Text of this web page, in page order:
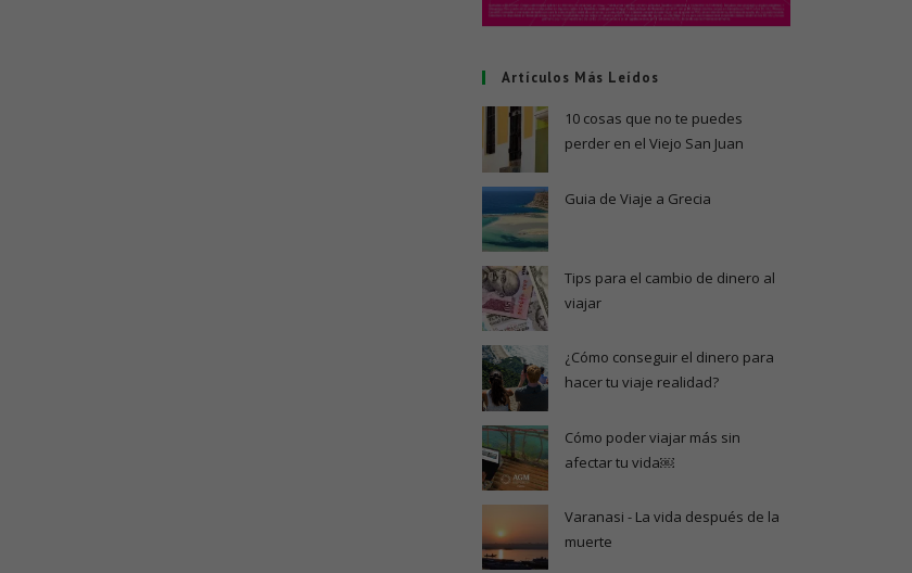
Artículos Más Leídos
10 cosas que no te puedes
perder en el Viejo San Juan
Guia de Viaje a Grecia
Tips para el cambio de dinero al
viajar
¿Cómo conseguir el dinero para
hacer tu viaje realidad?
Cómo poder viajar más sin
afectar tu vida￼
Varanasi - La vida después de la
muerte